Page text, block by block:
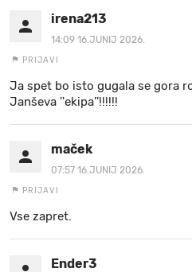
irena213
14:09 16.JUNIJ 2026.
PRIJAVI
Ja spet bo isto gugala se gora
Janševa ''ekipa''!!!!!!
maček
07:57 16.JUNIJ 2026.
PRIJAVI
Vse zapret.
Ender3